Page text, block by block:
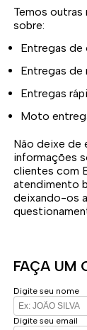
Temos outras
sobre:
Entregas
Entregas
Entregas
Moto
Não deixe de
informações
clientes com
atendimento
deixando-os
FAÇA UM
Digite seu nome
Digite seu email